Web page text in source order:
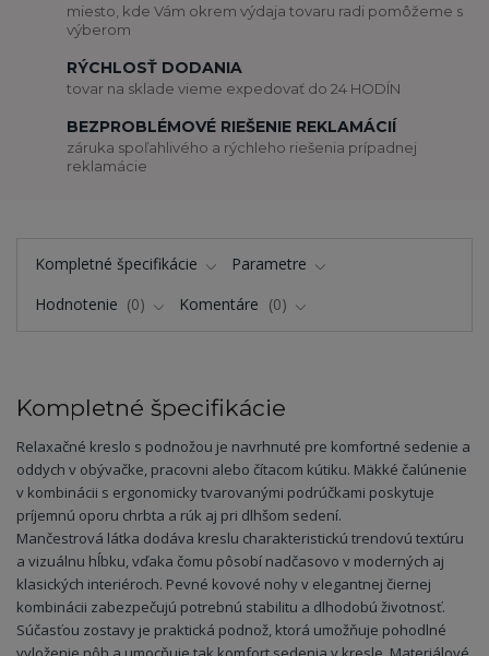
miesto, kde Vám okrem výdaja tovaru radi pomôžeme s
výberom
RÝCHLOSŤ DODANIA
tovar na sklade vieme expedovať do 24 HODÍN
BEZPROBLÉMOVÉ RIEŠENIE REKLAMÁCIÍ
záruka spoľahlivého a rýchleho riešenia prípadnej
reklamácie
Kompletné špecifikácie
Parametre
Hodnotenie
0 Komentáre 0
Kompletné špecifikácie
Relaxačné kreslo s podnožou je navrhnuté pre komfortné sedenie a
oddych v obývačke, pracovni alebo čítacom kútiku. Mäkké čalúnenie
v kombinácii s ergonomicky tvarovanými podrúčkami poskytuje
príjemnú oporu chrbta a rúk aj pri dlhšom sedení.
Mančestrová látka dodáva kreslu charakteristickú trendovú textúru
a vizuálnu hĺbku, vďaka čomu pôsobí nadčasovo v moderných aj
klasických interiéroch. Pevné kovové nohy v elegantnej čiernej
kombinácii zabezpečujú potrebnú stabilitu a dlhodobú životnosť.
Súčasťou zostavy je praktická podnož, ktorá umožňuje pohodlné